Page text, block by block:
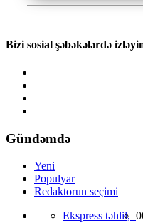
Bizi sosial şəbəkələrdə
Gündəmdə
Yeni
Populyar
Redaktorun seçimi
Ekspress təhlil,